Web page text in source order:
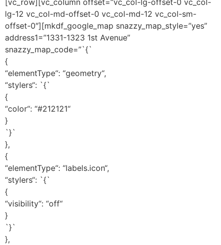
[vc_row][vc_column offset=”vc_col-lg-offset-0 vc_col-
lg-12 vc_col-md-offset-0 vc_col-md-12 vc_col-sm-
offset-0″][mkdf_google_map snazzy_map_style=”yes”
address1=”1331-1323 1st Avenue”
snazzy_map_code=”`{`
{
“elementType“: “geometry“,
“stylers“: `{`
{
“color“: “#212121“
}
`}`
},
{
“elementType“: “labels.icon“,
“stylers“: `{`
{
“visibility“: “off“
}
`}`
},